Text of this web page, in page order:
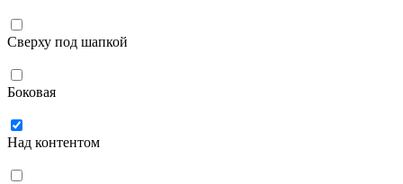
Сверху под шапкой
Боковая
Над контентом